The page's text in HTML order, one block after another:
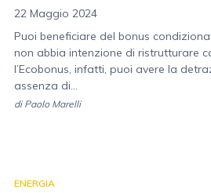
22 Maggio 2024
Puoi beneficiare del bonus
non abbia intenzione di ristrutturare
l’Ecobonus, infatti, puoi avere la
assenza di...
di Paolo Marelli
ENERGIA